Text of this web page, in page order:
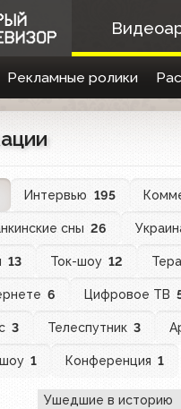
Рекламные ролики
Интервью 195
сны 26
13 Ток-шоу 12
6 Цифровое ТВ
3 Телеспутник 3
1 Конференция 1
Ушедшие в историю